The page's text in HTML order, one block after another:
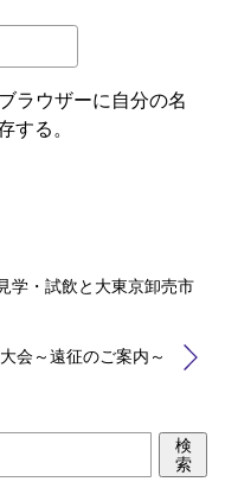
ラウザーに自分の名
する。
学・試飲と大東京卸売市
会～遠征のご案内～
検
索